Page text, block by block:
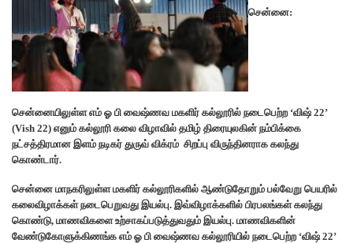
சென்னை:
சென்னையிலுள்ள எம் ஓ பி வைஷ்ணவ மகளிர் கல்லூரில் நடைபெற்ற ‘விஷ் 22’
(Vish 22) எனும் கல்லூரி கலை விழாவில் தமிழ் திரையுலகின் நம்பிக்கை
நட்சத்திரமான இளம் நடிகர் துருவ் விக்ரம் சிறப்பு விருந்தினராக கலந்து
கொண்டார்.
சென்னை மாநகரிலுள்ள மகளிர் கல்லூரிகளில் ஆண்டுதோறும் பல்வேறு பெயரில்
கலைவிழாக்கள் நடைபெறுவது இயல்பு. இவ்விழாக்களில் பிரபலங்கள் கலந்து
கொண்டு, மாணவிகளை உற்சாகப்படுத்துவதும் இயல்பு. மாணவிகளின்
வேண்டுகோளுக்கிணங்க எம் ஓ பி வைஷ்ணவ கல்லூரியில் நடைபெற்ற ‘விஷ் 22’